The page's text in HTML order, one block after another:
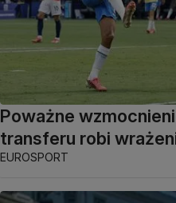
Poważne
transferu robi
EUROSPORT